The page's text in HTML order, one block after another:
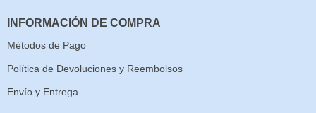
INFORMACIÓN DE COMPRA
Métodos de Pago
Política de Devoluciones y Reembolsos
Envío y Entrega